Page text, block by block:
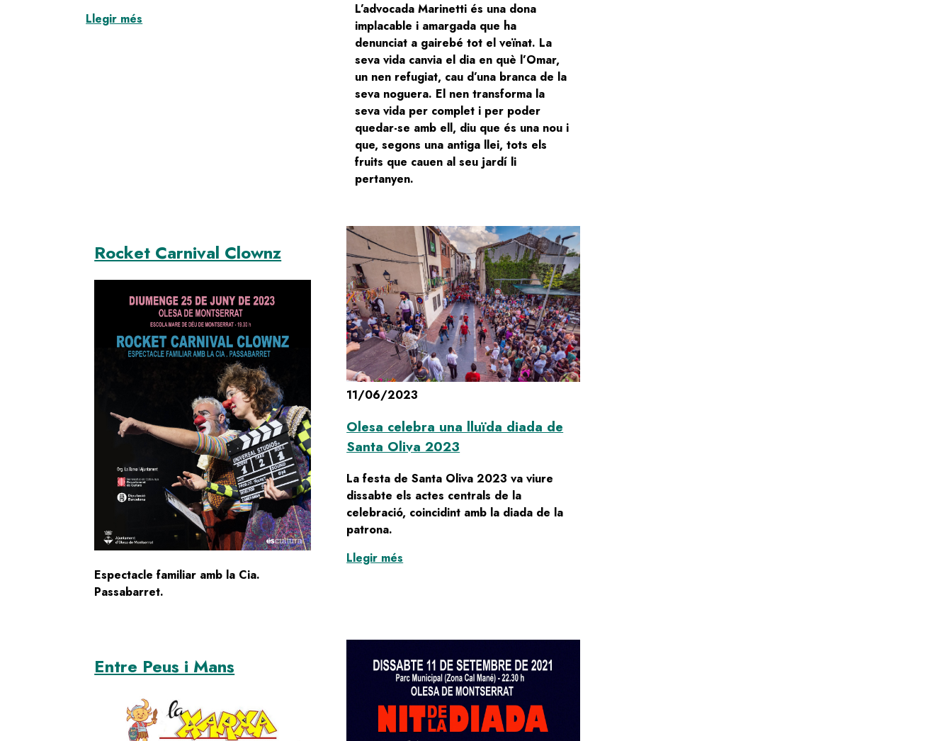
Llegir més
El Casal d’Olesa celebra l’acte institucional del seu centenari
L’advocada Marinetti és una dona
implacable i amargada que ha
denunciat a gairebé tot el veïnat. La
seva vida canvia el dia en què l’Omar,
un nen refugiat, cau d’una branca de la
seva noguera. El nen transforma la
seva vida per complet i per poder
quedar-se amb ell, diu que és una nou i
que, segons una antiga llei, tots els
fruits que cauen al seu jardí li
pertanyen.
Rocket Carnival Clownz
Espectacle familiar amb la Cia.
Passabarret.
11/06/2023
Olesa celebra una lluïda diada de
Santa Oliva 2023
La festa de Santa Oliva 2023 va viure
dissabte els actes centrals de la
celebració, coincidint amb la diada de la
patrona.
Llegir més
Entre Peus i Mans